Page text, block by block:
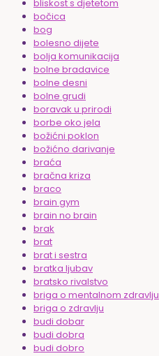
bliskost s djetetom
bočica
bog
bolesno dijete
bolja komunikacija
bolne bradavice
bolne desni
bolne grudi
boravak u prirodi
borbe oko jela
božićni poklon
božićno darivanje
braća
bračna kriza
braco
brain gym
brain no brain
brak
brat
brat i sestra
bratka ljubav
bratsko rivalstvo
briga o mentalnom zdravlju
briga o zdravlju
budi dobar
budi dobra
budi dobro